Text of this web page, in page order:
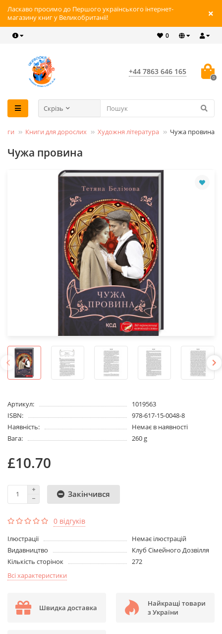
Ласкаво просимо до Першого українського інтернет-
магазину книг у Великобританії!
0
+44 7863 646 165
0
Скрізь
Книги для дорослих Художня література Чужа провина
Чужа провина
Артикул:
1019563
ISBN:
978-617-15-0048-8
Наявність:
Немає в наявності
Вага:
260 g
£10.70
Закінчився
0 відгуків
Ілюстрації
Немає ілюстрацій
Видавництво
Клуб Сімейного Дозвілля
Кількість сторінок
272
Всі характеристики
Швидка доставка
Найкращі товари
з України